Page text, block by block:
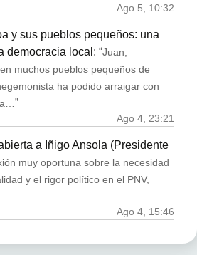
Ago 5, 10:32
y sus pueblos pequeños: una
democracia local : “Juan,
muchos pueblos pequeños de
ha podido arraigar con
”
Ago 4, 23:21
a Iñigo Ansola (Presidente
muy oportuna sobre la necesidad
y el rigor político en el PNV,
Ago 4, 15:46